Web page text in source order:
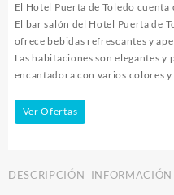
El Hotel Puerta de Toledo
El bar salón del Hotel Puerta de
ofrece bebidas refrescantes y
Las habitaciones son elegantes
encantadora con varios colores
Ver Ofertas
DESCRIPCIÓN